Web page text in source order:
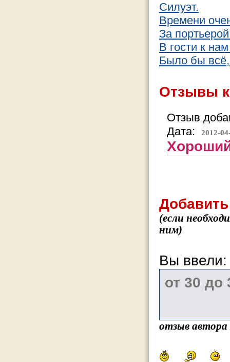
Силуэт.
Времени
За
В гости к
Было бы всё,
Отзывы
Отзыв
Дата:
2012-
(если
ним)
Вы
отзыв